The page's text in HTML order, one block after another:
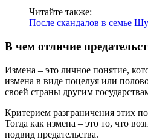
Читайте также:
После скандалов в семье
В чем отличие
Измена – это личное понятие,
измена в виде поцелуя или
своей страны другим
Критерием разграничения этих
Тогда как измена – это то, что
подвид предательства.